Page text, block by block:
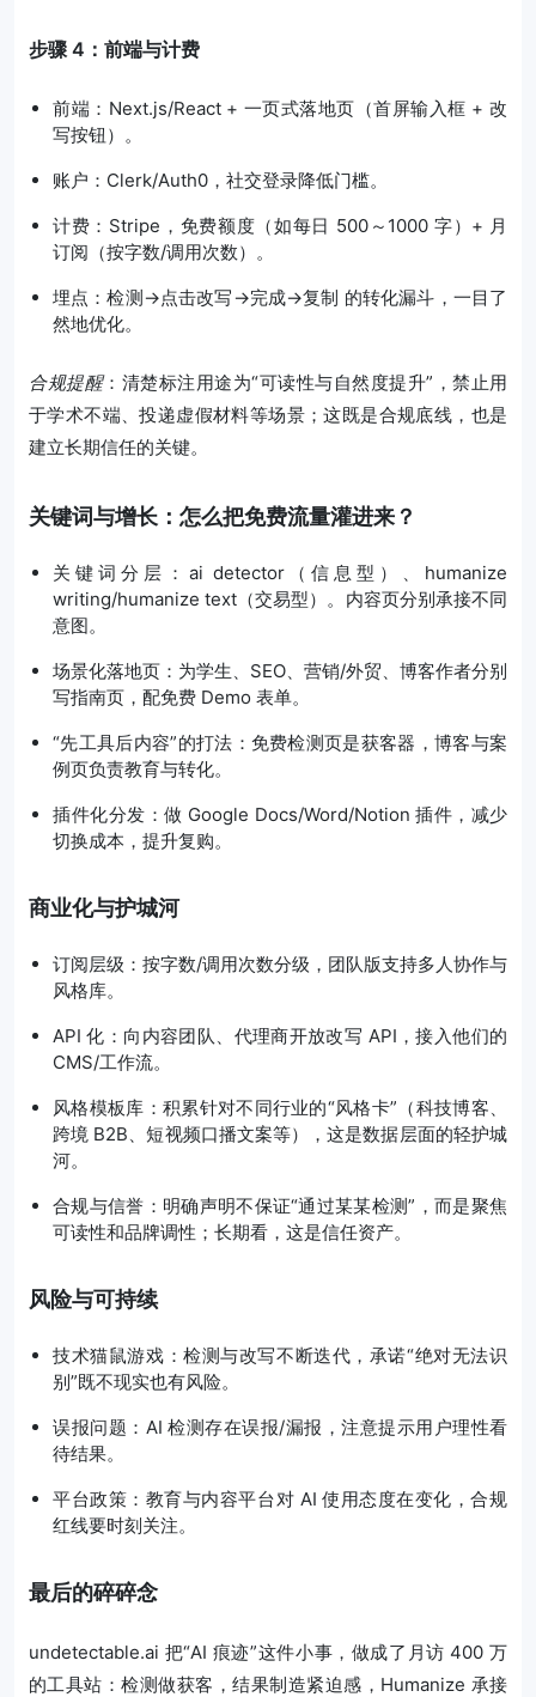
步骤 4：前端与计费
前端：Next.js/React + 一页式落地页（首屏输入框 + 改
写按钮）。
账户：Clerk/Auth0，社交登录降低门槛。
计费：Stripe，免费额度（如每日 500～1000 字）+ 月
订阅（按字数/调用次数）。
埋点：检测→点击改写→完成→复制 的转化漏斗，一目了
然地优化。
合规提醒：清楚标注用途为“可读性与自然度提升”，禁止用
于学术不端、投递虚假材料等场景；这既是合规底线，也是
建立长期信任的关键。
关键词与增长：怎么把免费流量灌进来？
关键词分层：ai detector（信息型）、humanize
writing/humanize text（交易型）。内容页分别承接不同
意图。
场景化落地页：为学生、SEO、营销/外贸、博客作者分别
写指南页，配免费 Demo 表单。
“先工具后内容”的打法：免费检测页是获客器，博客与案
例页负责教育与转化。
插件化分发：做 Google Docs/Word/Notion 插件，减少
切换成本，提升复购。
商业化与护城河
订阅层级：按字数/调用次数分级，团队版支持多人协作与
风格库。
API 化：向内容团队、代理商开放改写 API，接入他们的
CMS/工作流。
风格模板库：积累针对不同行业的“风格卡”（科技博客、
跨境 B2B、短视频口播文案等），这是数据层面的轻护城
河。
合规与信誉：明确声明不保证“通过某某检测”，而是聚焦
可读性和品牌调性；长期看，这是信任资产。
风险与可持续
技术猫鼠游戏：检测与改写不断迭代，承诺“绝对无法识
别”既不现实也有风险。
误报问题：AI 检测存在误报/漏报，注意提示用户理性看
待结果。
平台政策：教育与内容平台对 AI 使用态度在变化，合规
红线要时刻关注。
最后的碎碎念
undetectable.ai 把“AI 痕迹”这件小事，做成了月访 400 万
的工具站：检测做获客，结果制造紧迫感，Humanize 承接